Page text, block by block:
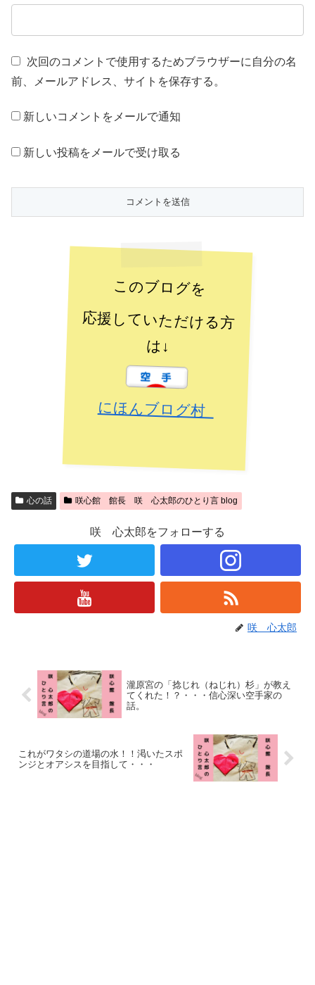
次回のコメントで使用するためブラウザーに自分の名
前、メールアドレス、サイトを保存する。
新しいコメントをメールで通知
新しい投稿をメールで受け取る
このブログを
応援していただける方
は↓
にほんブログ村
心の話 咲心館 館長 咲 心太郎のひとり言 blog
咲 心太郎をフォローする
咲 心太郎
瀧原宮の「捻じれ（ねじれ）杉」が教え
てくれた！？・・・信心深い空手家の
話。
これがワタシの道場の水！！渇いたスポ
ンジとオアシスを目指して・・・